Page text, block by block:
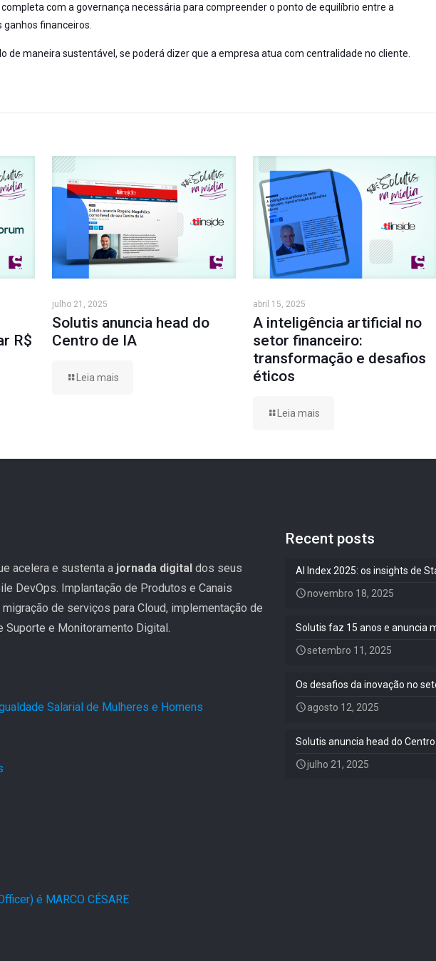
com a governança necessária para compreender o ponto de equilíbrio entre a
financeiros.
de maneira sustentável, se poderá dizer que a empresa atua com centralidade no cliente.
R$
julho 21, 2025
Solutis anuncia head do
Centro de IA
Leia mais
abril 15, 2025
A inteligência artificial no
setor financeiro:
transformação e desafios
éticos
Leia mais
acelera e sustenta a jornada digital dos seus
DevOps. Implantação de Produtos e Canais
de serviços para Cloud, implementação de
Suporte e Monitoramento Digital.
Salarial de Mulheres e Homens
é MARCO CÉSARE
Recent posts
AI Index 2025: os insights de
novembro 18, 2025
Solutis faz 15 anos e anuncia
setembro 11, 2025
Os desafios da inovação no
agosto 12, 2025
Solutis anuncia head do
julho 21, 2025